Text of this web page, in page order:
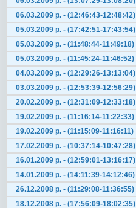
06.03.2009 р. - (12:46:43-12:48:42)
05.03.2009 р. - (17:42:51-17:43:54)
05.03.2009 р. - (11:48:44-11:49:18)
05.03.2009 р. - (11:45:24-11:46:52)
04.03.2009 р. - (12:29:26-13:13:04)
03.03.2009 р. - (12:53:39-12:56:29)
20.02.2009 р. - (12:31:09-12:33:18)
19.02.2009 р. - (11:16:14-11:22:33)
19.02.2009 р. - (11:15:09-11:16:11)
17.02.2009 р. - (10:37:14-10:47:28)
16.01.2009 р. - (12:59:01-13:16:17)
14.01.2009 р. - (14:11:39-14:12:46)
26.12.2008 р. - (11:29:08-11:36:55)
18.12.2008 р. - (17:56:09-18:02:35)